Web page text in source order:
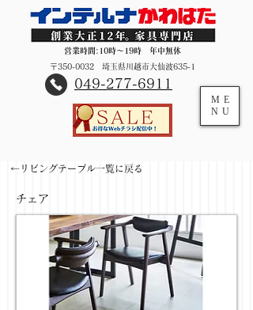
営業時間:10時～19時 年中無休
〒350-0032 埼玉県川越市大仙波635-1
​049-277-6911
ME
NU
←リビングテーブル一覧に戻る
チェア